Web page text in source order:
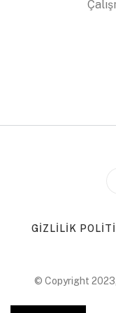
“Tabii… Bir
işi yarıda bırakıp
ödemesi, şu bu
annem…”
“Annene de
“Neden,
açabilirim.”
GIZLILIK
© Copyright 2023,